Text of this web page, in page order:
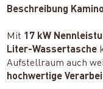
Beschreibung
Mit 17 kW
Liter-Wassertasche
Aufstellraum auch
hochwertige